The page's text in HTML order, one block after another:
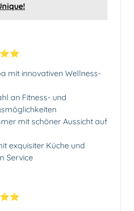
mit innovativen Wellness-
an Fitness- und
mit schöner Aussicht auf
exquisiter Küche und
Service